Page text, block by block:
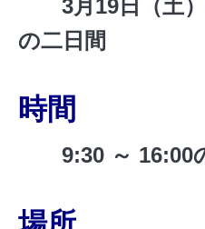
3月19日（土
の二日間
時間
9:30 ～ 16:00